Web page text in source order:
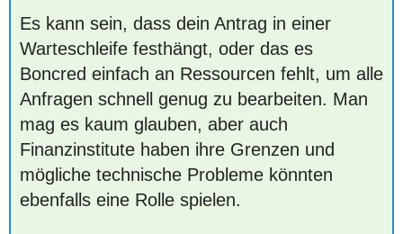
Es kann sein, dass dein Antrag in einer
Warteschleife festhängt, oder das es
Boncred einfach an Ressourcen fehlt, um alle
Anfragen schnell genug zu bearbeiten. Man
mag es kaum glauben, aber auch
Finanzinstitute haben ihre Grenzen und
mögliche technische Probleme könnten
ebenfalls eine Rolle spielen.